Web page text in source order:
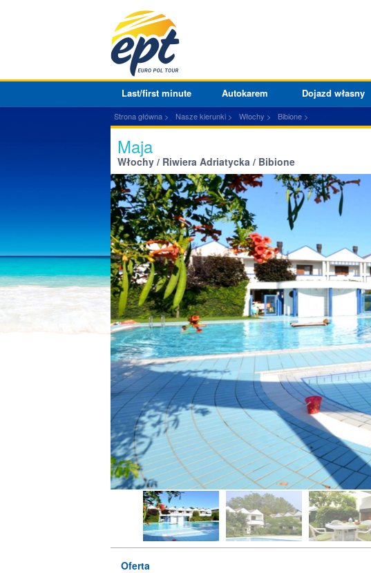
Last/first minute Autokarem Dojazd własny
Strona główna Nasze kierunki Włochy Bibione
Maja
Włochy / Riwiera Adriatycka / Bibione
Oferta